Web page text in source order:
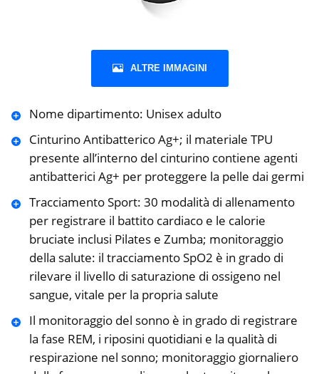
ALTRE IMMAGINI
Nome dipartimento: Unisex adulto
Cinturino Antibatterico Ag+; il materiale TPU
presente all’interno del cinturino contiene agenti
antibatterici Ag+ per proteggere la pelle dai germi
Tracciamento Sport: 30 modalità di allenamento
per registrare il battito cardiaco e le calorie
bruciate inclusi Pilates e Zumba; monitoraggio
della salute: il tracciamento SpO2 è in grado di
rilevare il livello di saturazione di ossigeno nel
sangue, vitale per la propria salute
Il monitoraggio del sonno è in grado di registrare
la fase REM, i riposini quotidiani e la qualità di
respirazione nel sonno; monitoraggio giornaliero